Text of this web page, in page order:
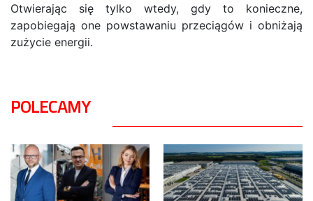
Otwierając się tylko wtedy, gdy to konieczne,
zapobiegają one powstawaniu przeciągów i obniżają
zużycie energii.
POLECAMY